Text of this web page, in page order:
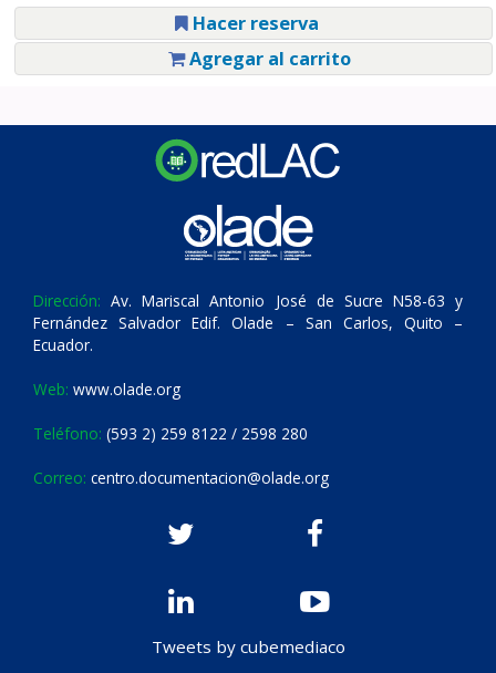
Hacer reserva
Agregar al carrito
Dirección: Av. Mariscal Antonio José de Sucre N58-63 y
Fernández Salvador Edif. Olade – San Carlos, Quito –
Ecuador.
Web: www.olade.org
Teléfono: (593 2) 259 8122 / 2598 280
Correo: centro.documentacion@olade.org
Tweets by cubemediaco